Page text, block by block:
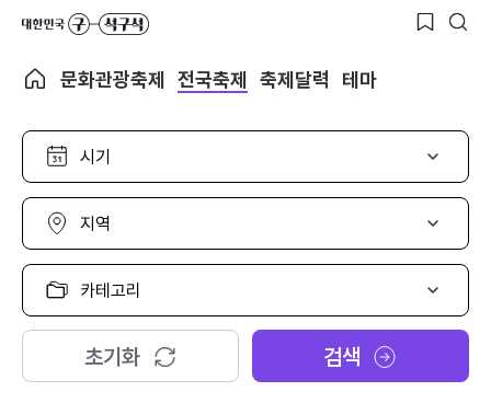
문화관광축제 전국축제 축제달력 테마
시
선
택
지
선
택
카
고
리
택
초기화 검색